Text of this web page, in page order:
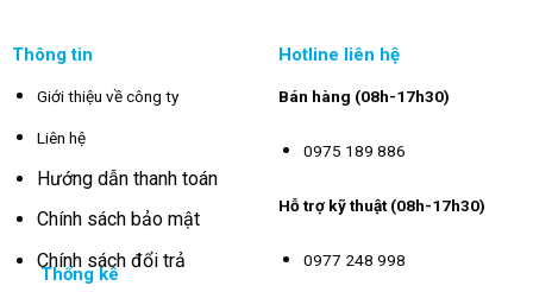
Thông tin
Giới thiệu về công ty
Liên hệ
Hướng dẫn thanh toán
Chính sách bảo mật
Chính sách đổi trả
Hotline liên hệ
Bán hàng (08h-17h30)
0975 189 886
Hỗ trợ kỹ thuật (08h-17h30)
0977 248 998
Thống kê